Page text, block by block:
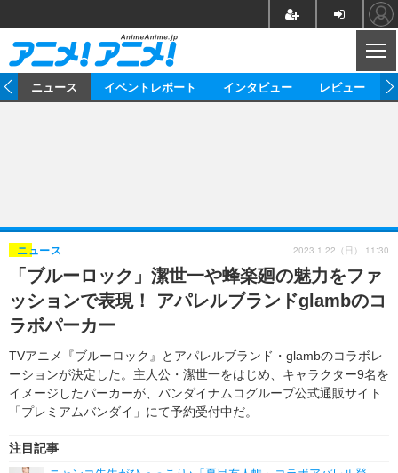
ゲーム グッズ
イベント 海外
海外イベント ビジネス
俳優・タレント アーティスト
ビジネス
アニメ 実写
書評 イベント
ゲーム 座談会
動画
アニメ
アニメ！アニメ！TV ABEMA Cafe
連載・コラム
ニュース イベントレポート インタビュー レビュー
「ブルーロック」潔世一や蜂楽廻の魅力をファ
ッションで表現！ アパレルブランドglambのコ
ラボパーカー
TVアニメ『ブルーロック』とアパレルブランド・glambのコラボレ
ーションが決定した。主人公・潔世一をはじめ、キャラクター9名を
イメージしたパーカーが、バンダイナムコグループ公式通販サイト
「プレミアムバンダイ」にて予約受付中だ。
ニュース
注目記事
2023.1.22（日） 11:30